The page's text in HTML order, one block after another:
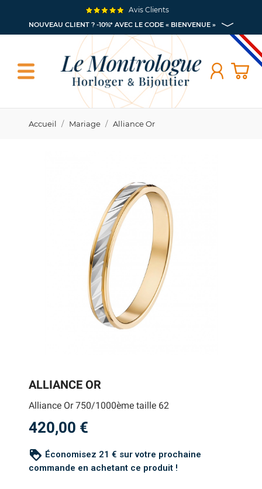
NOUVEAU CLIENT ? -10%* AVEC LE CODE « BIENVENUE »
Avis Clients
Accueil Mariage Alliance Or
ALLIANCE OR
Alliance Or 750/1000ème taille 62
420,00 €
loyalty Économisez 21 € sur votre prochaine
commande en achetant ce produit !